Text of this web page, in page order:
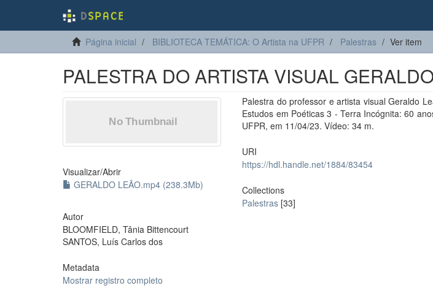
Página inicial BIBLIOTECA TEMÁTICA: O Artista na UFPR Palestras Ver item
PALESTRA DO ARTISTA VISUAL
Visualizar/Abrir
GERALDO LEÃO.mp4 (238.3Mb)
Autor
BLOOMFIELD, Tânia Bittencourt
SANTOS, Luís Carlos dos
Metadata
Mostrar registro completo
Palestra do professor e artista visual Geraldo
Estudos em Poéticas 3 - Terra Incógnita: 60
UFPR, em 11/04/23. Vídeo: 34 m.
URI
https://hdl.handle.net/1884/83454
Collections
Palestras [33]